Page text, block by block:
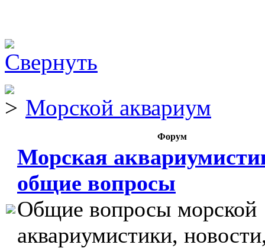
Морской аквариум
Форум
Морская
общие вопросы
Общие вопросы морской
аквариумистики,